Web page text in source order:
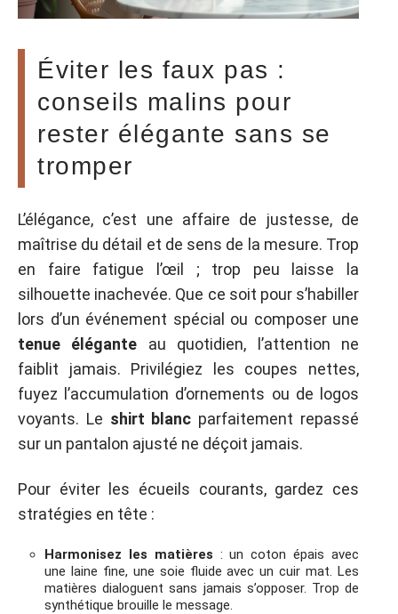
Éviter les faux pas :
conseils malins pour
rester élégante sans se
tromper
L’élégance, c’est une affaire de justesse, de
maîtrise du détail et de sens de la mesure. Trop
en faire fatigue l’œil ; trop peu laisse la
silhouette inachevée. Que ce soit pour s’habiller
lors d’un événement spécial ou composer une
tenue élégante au quotidien, l’attention ne
faiblit jamais. Privilégiez les coupes nettes,
fuyez l’accumulation d’ornements ou de logos
voyants. Le shirt blanc parfaitement repassé
sur un pantalon ajusté ne déçoit jamais.
Pour éviter les écueils courants, gardez ces
stratégies en tête :
Harmonisez les matières : un coton épais avec
une laine fine, une soie fluide avec un cuir mat. Les
matières dialoguent sans jamais s’opposer. Trop de
synthétique brouille le message.